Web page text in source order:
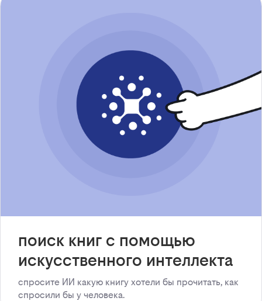
поиск книг с помощью
искусственного интеллекта
спросите ИИ какую книгу хотели бы прочитать, как
спросили бы у человека.